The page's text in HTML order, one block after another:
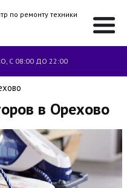
по ремонту техники
С 08:00 ДО 22:00
в Орехово